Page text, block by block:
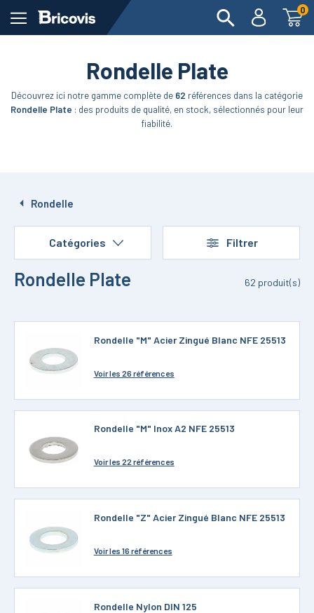
0
Rondelle Plate
Découvrez ici notre gamme complète de 62 références dans la catégorie
Rondelle Plate : des produits de qualité, en stock, sélectionnés pour leur
fiabilité.
Rondelle
Catégories Filtrer
Rondelle Plate 62 produit(s)
Rondelle "M" Acier Zingué Blanc NFE 25513
Voirles 26 références
Rondelle "M" Inox A2 NFE 25513
Voirles 22 références
Rondelle "Z" Acier Zingué Blanc NFE 25513
Voirles 16 références
Rondelle Nylon DIN 125